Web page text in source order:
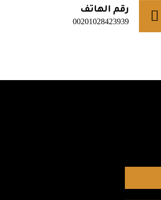
رقم الهاتف
00201028423939